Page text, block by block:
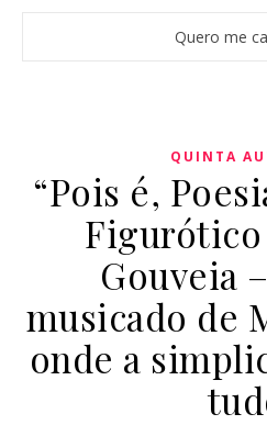
QUINTA
“Pois é,
Gouveia
musicado de
onde a